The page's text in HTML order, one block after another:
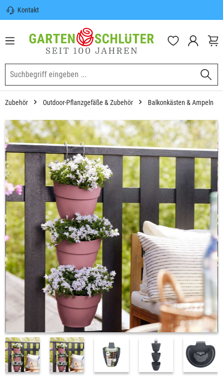
springen
Kontakt
Sicherer Versand | Versandkostenfrei
(DE) ab 100€
Garten-Schlüter Anwachsgarantie
Zubehör Outdoor-Pflanzgefäße & Zubehör Balkonkästen & Ampeln